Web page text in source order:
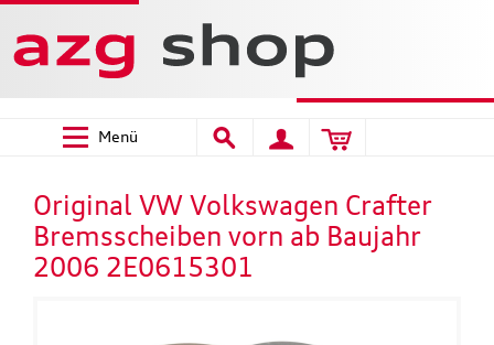
Menü
Original VW Volkswagen Crafter
Bremsscheiben vorn ab Baujahr
2006 2E0615301